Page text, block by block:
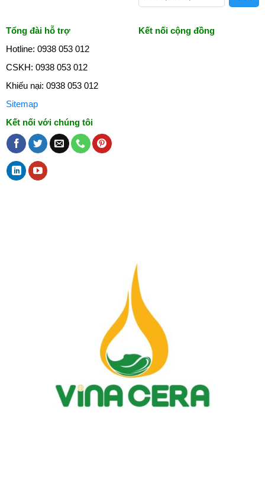
Tổng đài hỗ trợ
Hotline: 0938 053 012
CSKH: 0938 053 012
Khiếu nại: 0938 053 012
Sitemap
Kết nối với chúng tôi
Kết nối cộng đồng